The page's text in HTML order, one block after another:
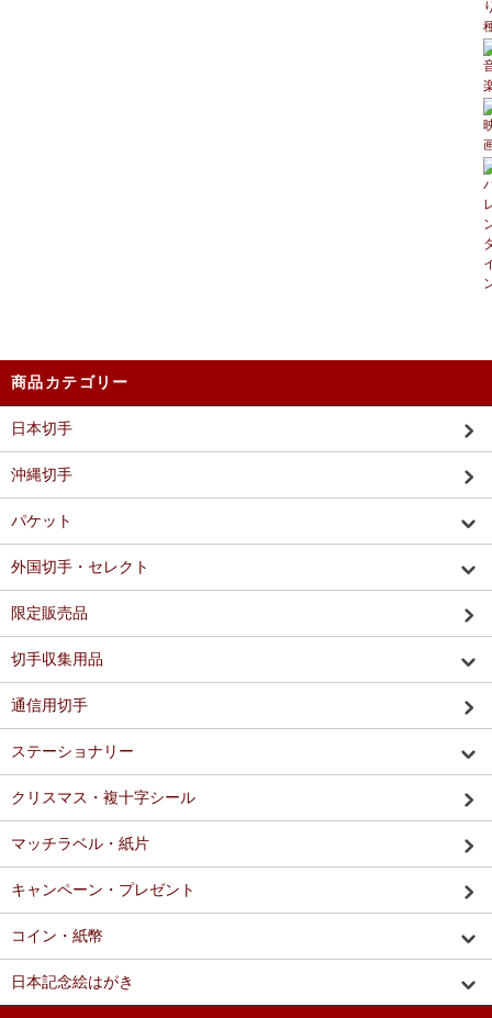
商品カテゴリー
日本切手
沖縄切手
パケット
外国切手・セレクト
限定販売品
切手収集用品
通信用切手
ステーショナリー
クリスマス・複十字シール
マッチラベル・紙片
キャンペーン・プレゼント
コイン・紙幣
日本記念絵はがき